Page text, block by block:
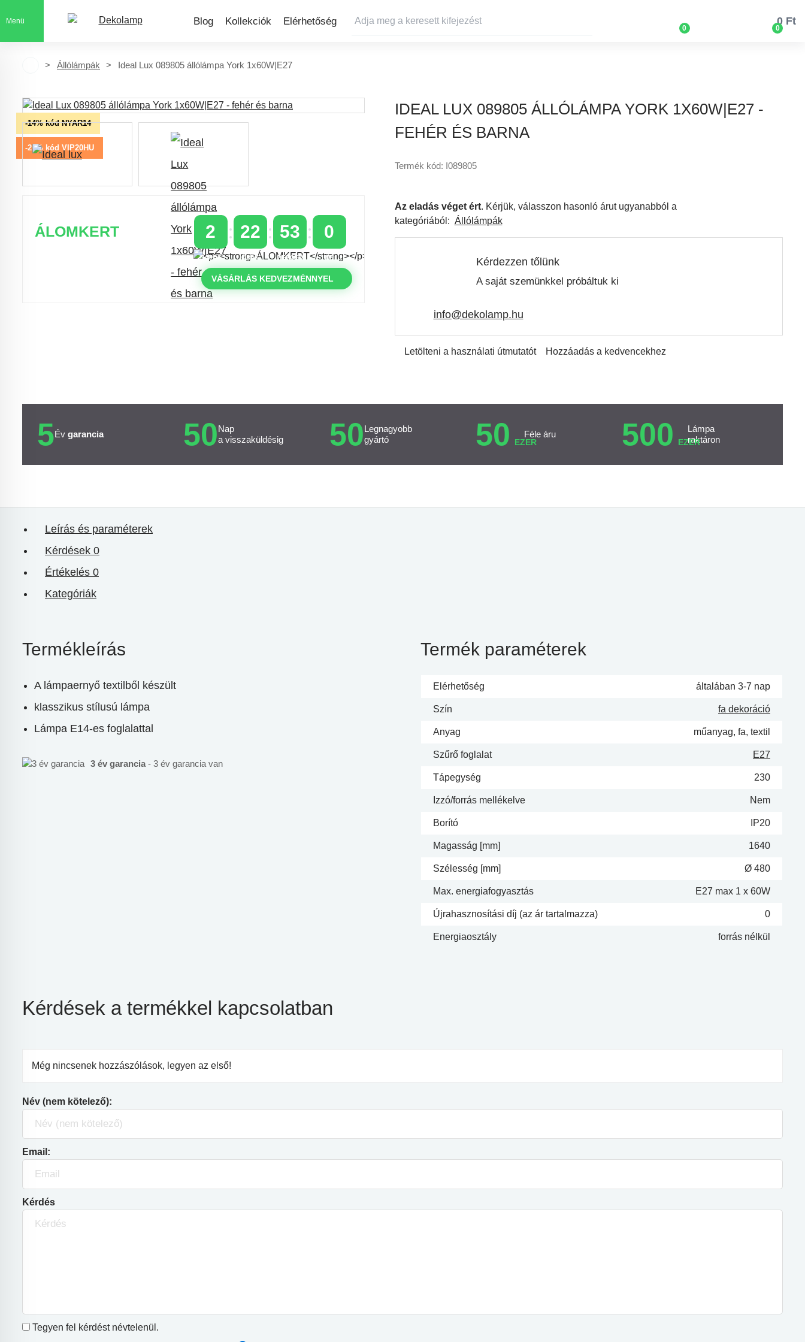
Menü Blog Kollekciók Elérhetőség
0 0
0 Ft
Állólámpák Ideal Lux 089805 állólámpa York 1x60W|E27
IDEAL LUX 089805 ÁLLÓLÁMPA YORK 1X60W|E27 -
FEHÉR ÉS BARNA
-14% kód NYAR14
-20% kód VIP20HU
ÁLOMKERT 2
NAPOK
22
ÓRÁK
52
PERCEK
59
MP
VÁSÁRLÁS KEDVEZMÉNNYEL
Termék kód: I089805
Az eladás véget ért. Kérjük, válasszon hasonló árut ugyanabból a
kategóriából: Állólámpák
Kérdezzen tőlünk
A saját szemünkkel próbáltuk ki
info@dekolamp.hu
Letölteni a használati útmutatót Hozzáadás a kedvencekhez
5Év garancia 50Nap
a visszaküldésig
50Legnagyobb
gyártó
50 EZER
Féle áru 500 EZER
Lámpa
raktáron
Leírás és paraméterek
Kérdések 0
Értékelés 0
Kategóriák
Termékleírás
A lámpaernyő textilből készült
klasszikus stílusú lámpa
Lámpa E14-es foglalattal
3 év garancia - 3 év garancia van
Termék paraméterek
Elérhetőség általában 3-7 nap
Szín fa dekoráció
Anyag műanyag, fa, textil
Szűrő foglalat E27
Tápegység 230
Izzó/forrás mellékelve Nem
Borító IP20
Magasság [mm] 1640
Szélesség [mm] Ø 480
Max. energiafogyasztás E27 max 1 x 60W
Újrahasznosítási díj (az ár tartalmazza) 0
Energiaosztály forrás nélkül
Kérdések a termékkel kapcsolatban
Még nincsenek hozzászólások, legyen az első!
Név (nem kötelező):
Email:
Kérdés
Tegyen fel kérdést névtelenül.